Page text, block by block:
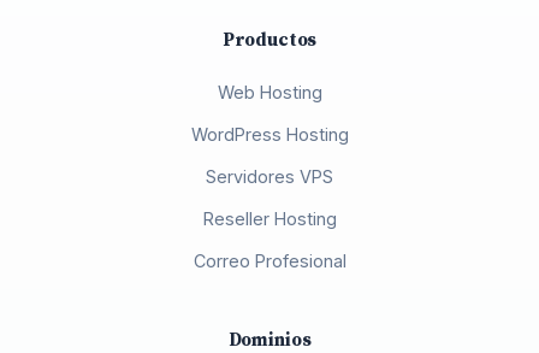
Productos
Web Hosting
WordPress Hosting
Servidores VPS
Reseller Hosting
Correo Profesional
Dominios